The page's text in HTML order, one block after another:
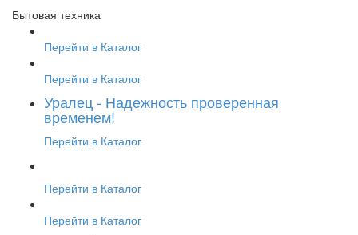
Бытовая техника
Перейти в Каталог
Перейти в Каталог
Уралец - Надежность проверенная
временем!
Перейти в Каталог
Перейти в Каталог
Перейти в Каталог